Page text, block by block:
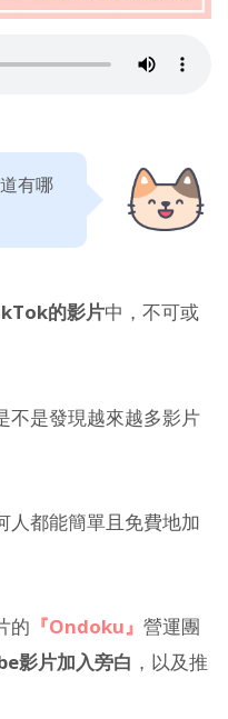
有哪
的影片中，不可或
不是發現越來越多影片
人都能簡單且免費地加
的 『Ondoku』 營運團
影片加入旁白 ，以及推